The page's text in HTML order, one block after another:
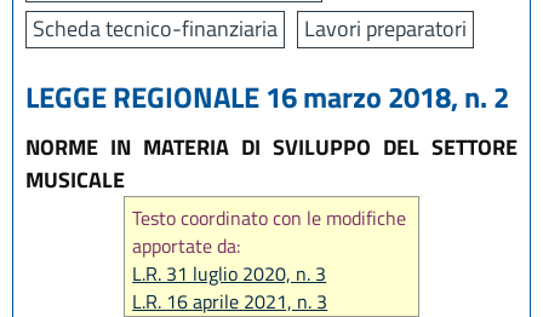
Scheda tecnico-finanziaria
Lavori preparatori
LEGGE REGIONALE 16 marzo 2018, n. 2
NORME IN MATERIA DI SVILUPPO DEL SETTORE
MUSICALE
Testo coordinato con le modifiche
apportate da:
L.R. 31 luglio 2020, n. 3
L.R. 16 aprile 2021, n. 3